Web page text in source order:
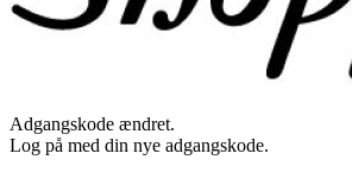
Adgangskode ændret.
Log på med din nye adgangskode.